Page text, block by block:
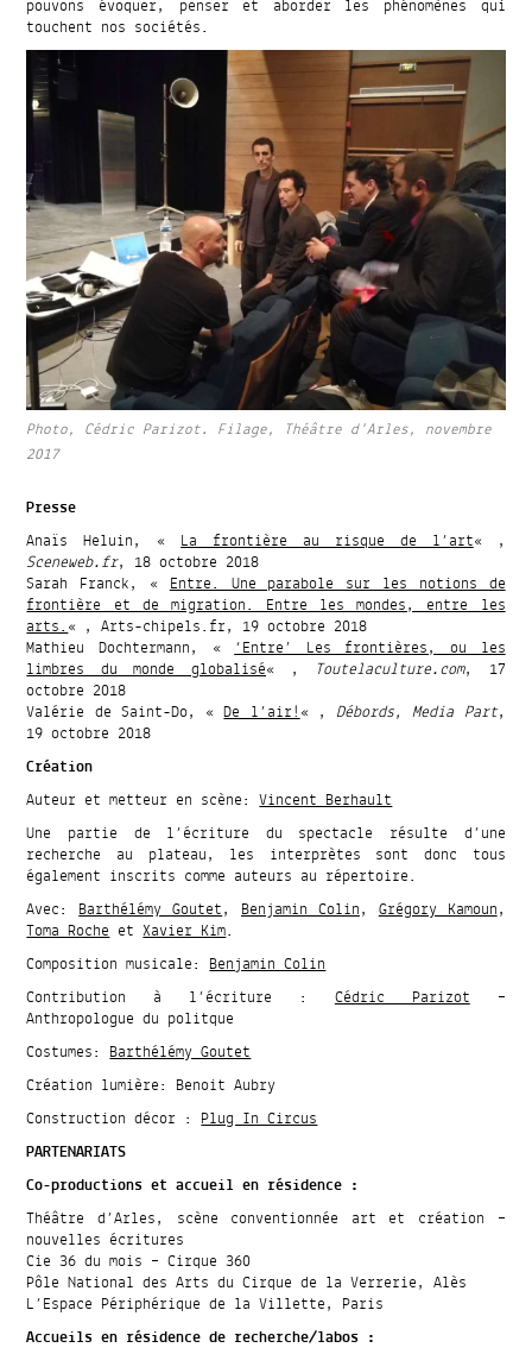
pouvons évoquer, penser et aborder les phénomènes qui
touchent nos sociétés.
Photo, Cédric Parizot. Filage, Théâtre d’Arles, novembre
2017
Presse
Anaïs Heluin, «La frontière au risque de l’art« ,
Sceneweb.fr, 18 octobre 2018
Sarah Franck, «Entre. Une parabole sur les notions de
frontière et de migration. Entre les mondes, entre les
arts.« , Arts-chipels.fr, 19 octobre 2018
Mathieu Dochtermann, «‘Entre’ Les frontières, ou les
limbres du monde globalisé« , Toutelaculture.com, 17
octobre 2018
Valérie de Saint-Do, «De l’air!« , Débords, Media Part,
19 octobre 2018
Création
Auteur et metteur en scène:Vincent Berhault
Une partie de l’écriture du spectacle résulte d’une
recherche au plateau, les interprètes sont donc tous
également inscrits comme auteurs au répertoire.
Avec:Barthélémy Goutet,Benjamin Colin,Grégory Kamoun,
Toma RocheetXavier Kim.
Composition musicale:Benjamin Colin
Contribution à l’écriture :Cédric Parizot–
Anthropologue du politque
Costumes:Barthélémy Goutet
Création lumière: Benoit Aubry
Construction décor :Plug In Circus
PARTENARIATS
Co-productions et accueil en résidence :
Théâtre d’Arles, scène conventionnée art et création –
nouvelles écritures
Cie 36 du mois – Cirque 360
Pôle National des Arts du Cirque de la Verrerie, Alès
L’Espace Périphérique de la Villette, Paris
Accueils en résidence de recherche/labos :